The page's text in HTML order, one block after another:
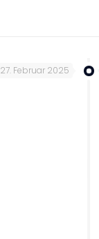
27. Februar 2025